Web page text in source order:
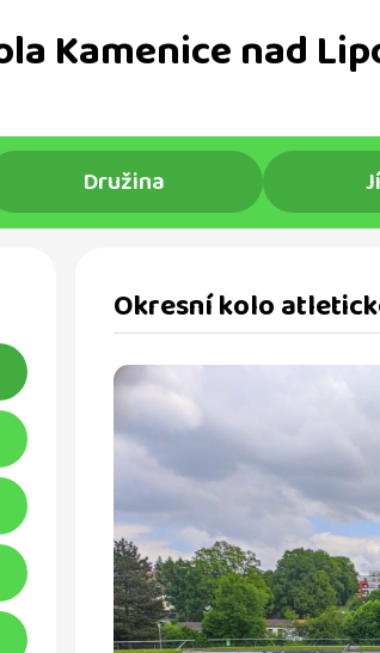
Kamenice nad
Družina
Okresní kolo